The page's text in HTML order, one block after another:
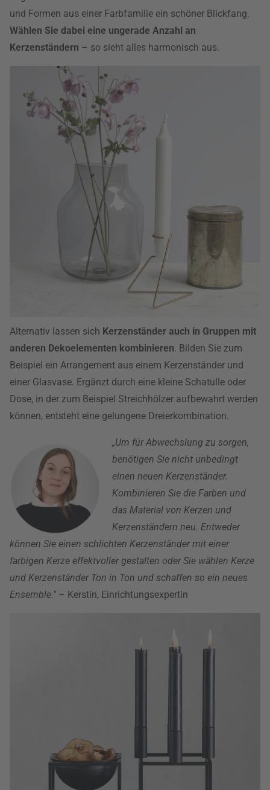
und Formen aus einer Farbfamilie ein schöner Blickfang.
Wählen Sie dabei eine ungerade Anzahl an
Kerzenständern – so sieht alles harmonisch aus.
Alternativ lassen sich Kerzenständer auch in Gruppen mit
anderen Dekoelementen kombinieren. Bilden Sie zum
Beispiel ein Arrangement aus einem Kerzenständer und
einer Glasvase. Ergänzt durch eine kleine Schatulle oder
Dose, in der zum Beispiel Streichhölzer aufbewahrt werden
können, entsteht eine gelungene Dreierkombination.
„Um für Abwechslung zu sorgen,
benötigen Sie nicht unbedingt
einen neuen Kerzenständer.
Kombinieren Sie die Farben und
das Material von Kerzen und
Kerzenständern neu. Entweder
können Sie einen schlichten Kerzenständer mit einer
farbigen Kerze effektvoller gestalten oder Sie wählen Kerze
und Kerzenständer Ton in Ton und schaffen so ein neues
Ensemble." – Kerstin, Einrichtungsexpertin